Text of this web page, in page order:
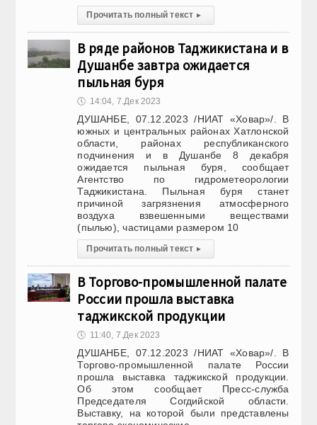
Прочитать полный текст ▸
В ряде районов Таджикистана и в
Душанбе завтра ожидается
пыльная буря
🕔 14:04, 7.Дек 2023
ДУШАНБЕ, 07.12.2023 /НИАТ «Ховар»/. В
южных и центральных районах Хатлонской
области, районах республиканского
подчинения и в Душанбе 8 декабря
ожидается пыльная буря, сообщает
Агентство по гидрометеорологии
Таджикистана. Пыльная буря станет
причиной загрязнения атмосферного
воздуха взвешенными веществами
(пылью), частицами размером 10
Прочитать полный текст ▸
В Торгово-промышленной палате
России прошла выставка
таджикской продукции
🕔 11:40, 7.Дек 2023
ДУШАНБЕ, 07.12.2023 /НИАТ «Ховар»/. В
Торгово-промышленной палате России
прошла выставка таджикской продукции.
Об этом сообщает Пресс-служба
Председателя Согдийской области.
Выставку, на которой были представлены